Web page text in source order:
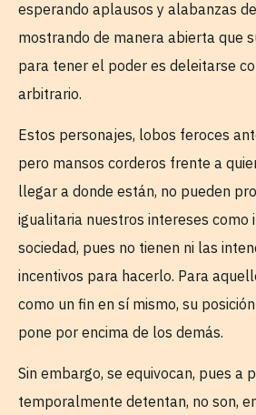
esperando aplausos y alabanzas
mostrando de manera abierta que
para tener el poder es deleitarse
arbitrario.
Estos personajes, lobos feroces
pero mansos corderos frente a
llegar a donde están, no pueden
igualitaria nuestros intereses como
sociedad, pues no tienen ni las
incentivos para hacerlo. Para
como un fin en sí mismo, su
pone por encima de los demás.
Sin embargo, se equivocan, pues a
temporalmente detentan, no son,